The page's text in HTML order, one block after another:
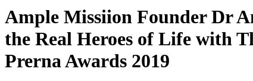
Ample Missiion Founder Dr
the Real Heroes of Life with
Prerna Awards 2019